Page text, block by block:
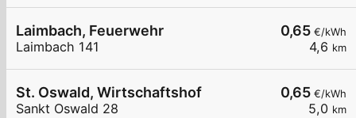
0,65 €/kWh
4,6 km
Laimbach, Feuerwehr
Laimbach 141
0,65 €/kWh
5,0 km
St. Oswald, Wirtschaftshof
Sankt Oswald 28